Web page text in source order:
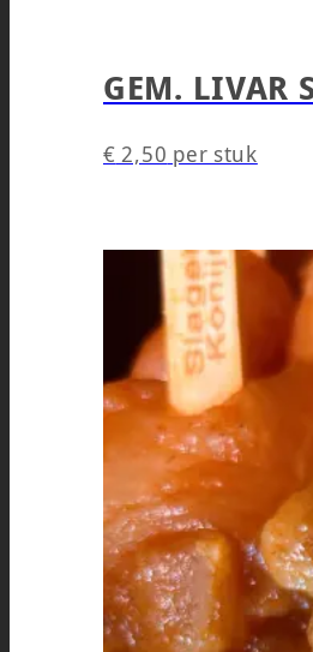
GEM. LIVAR
€ 2,50 per stuk